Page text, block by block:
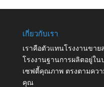
เกี่ยวกับเรา
เราคือตัวแทนโรงงานขาย
โรงงานฐานการผลิตอยู่ใน
เซฟตี้คุณภาพ ตรงตามคว
คุณ